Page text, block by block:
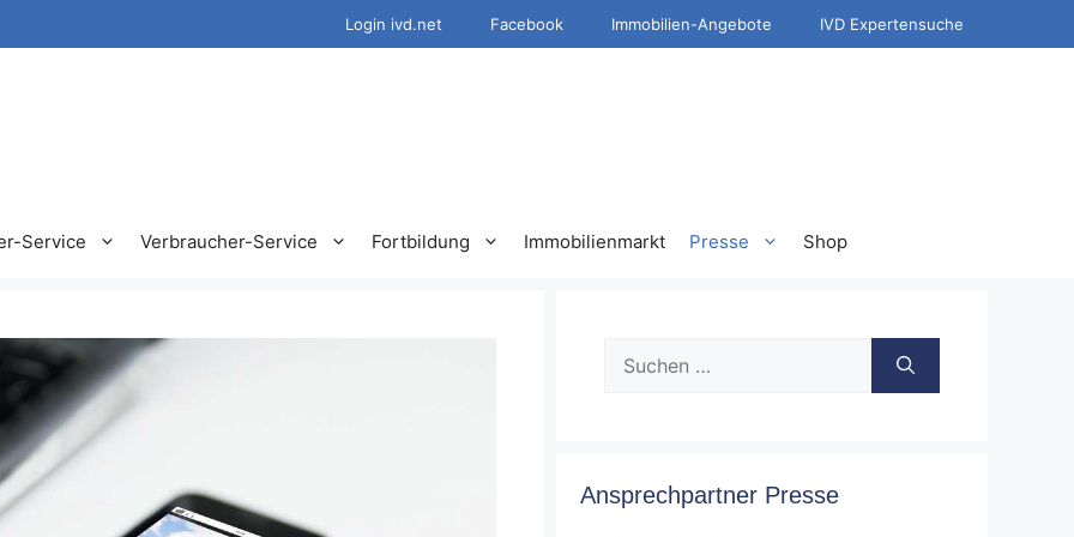
Login ivd.net Facebook Immobilien-Angebote IVD Expertensuche
Service Verbraucher-Service Fortbildung Immobilienmarkt Presse Shop
nach:
Ansprechpartner Presse